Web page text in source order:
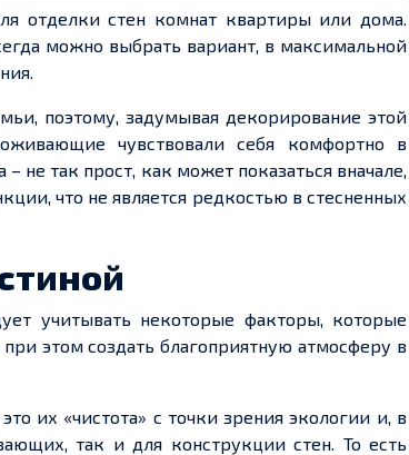
отделки стен комнат квартиры или дома.
можно выбрать вариант, в максимальной
поэтому, задумывая декорирование этой
чувствовали себя комфортно в
не так прост, как может показаться вначале,
что не является редкостью в стесненных
учитывать некоторые факторы, которые
этом создать благоприятную атмосферу в
их «чистота» с точки зрения экологии и, в
так и для конструкции стен. То есть